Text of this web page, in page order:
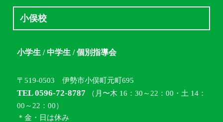
小俣校
小学生 / 中学生 / 個別指導会
〒519-0503 伊勢市小俣町元町695
TEL 0596-72-8787 （月〜木 16：30～22：00・土 14：
00～22：00）
＊金・日は休み